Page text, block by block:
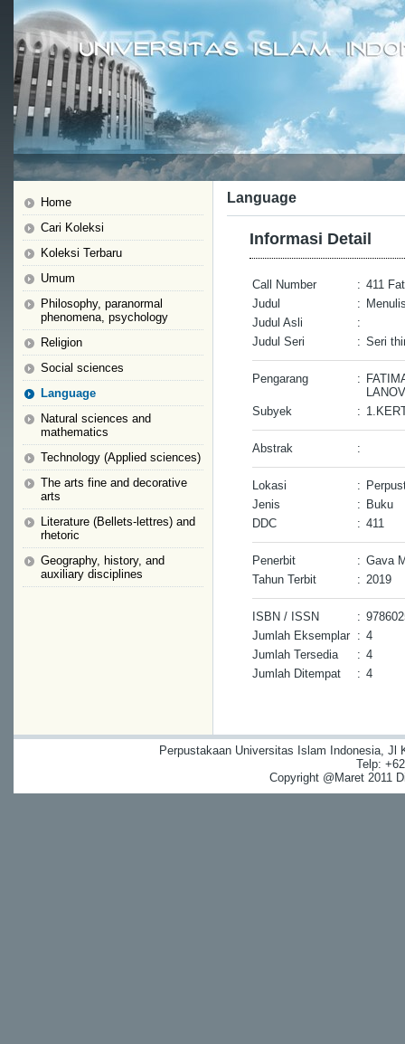
Home
Cari Koleksi
Koleksi Terbaru
Umum
Philosophy, paranormal
phenomena, psychology
Religion
Social sciences
Language
Natural sciences and
mathematics
Technology (Applied sciences)
The arts fine and decorative
arts
Literature (Bellets-lettres) and
rhetoric
Geography, history, and
auxiliary disciplines
Language
Informasi Detail
Call Number : 411
Judul
:
Judul Asli
:
Judul Seri
: Seri
Pengarang :
Subyek
:
Abstrak :
Lokasi :
Jenis
: Buku
DDC
: 411
Penerbit : Gava
Tahun Terbit
: 2019
ISBN / ISSN :
Jumlah Eksemplar : 4
Jumlah Tersedia
: 4
Jumlah Ditempat
: 4
Perpustakaan Universitas Islam Indonesia, Jl
Telp:
Copyright @Maret 2011